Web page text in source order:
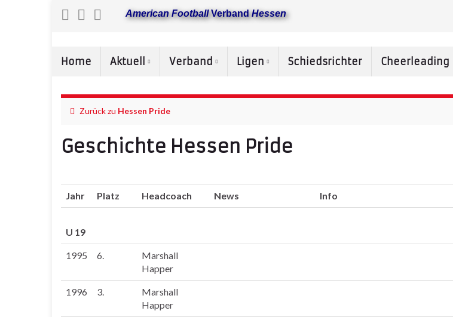
American FootballVerbandHessen
Home Aktuell Verband Ligen Schiedsrichter Cheerleading
Zurück zu Hessen Pride
Geschichte Hessen Pride
Jahr Platz Headcoach News Info
U 19
1995 6.
Marshall
Happer
1996 3.
Marshall
Happer